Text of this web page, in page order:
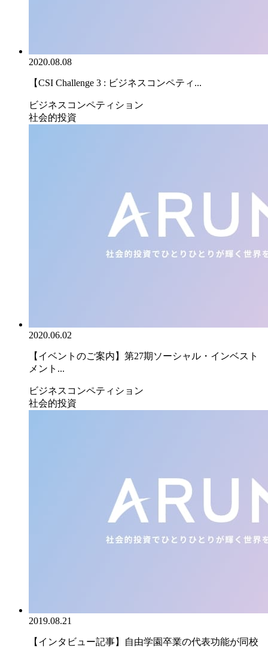
2020.08.08
【CSI Challenge 3 : ビジネスコンペティ...
ビジネスコンペティション
社会的投資
2020.06.02
【イベントのご案内】第27期ソーシャル・インベスト
メント...
ビジネスコンペティション
社会的投資
2019.08.21
【インタビュー記事】自由学園卒業の代表功能が同校